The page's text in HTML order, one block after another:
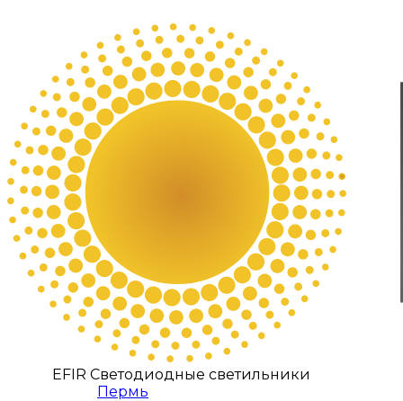
EFIR Светодиодные светильники
Пермь